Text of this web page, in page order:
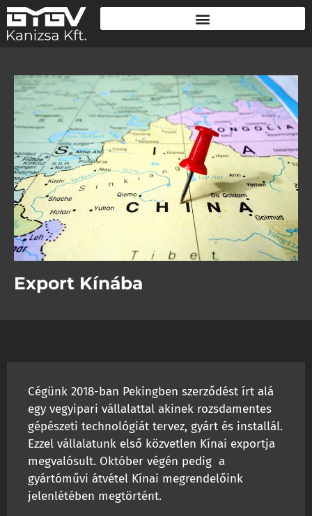
Export Kínába
Cégünk 2018-ban Pekingben szerződést írt alá
egy vegyipari vállalattal akinek rozsdamentes
gépészeti technológiát tervez, gyárt és installál.
Ezzel vállalatunk első közvetlen Kínai exportja
megvalósult. Október végén pedig a
gyártóművi átvétel Kínai megrendelőink
jelenlétében megtörtént.